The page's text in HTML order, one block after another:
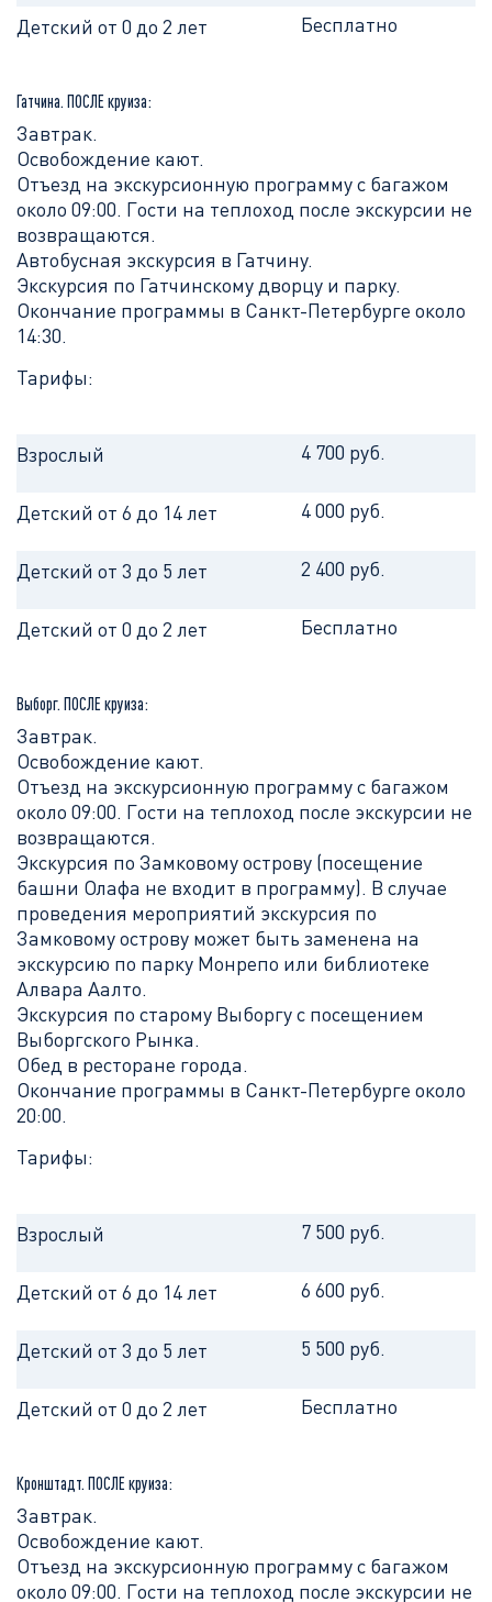
Детский от 0 до 2 лет Бесплатно
Гатчина. ПОСЛЕ круиза:
Завтрак.
Освобождение кают.
Отъезд на экскурсионную программу с багажом
около 09:00. Гости на теплоход после экскурсии не
возвращаются.
Автобусная экскурсия в Гатчину.
Экскурсия по Гатчинскому дворцу и парку.
Окончание программы в Санкт-Петербурге около
14:30.
Тарифы:
Взрослый 4 700 руб.
Детский от 6 до 14 лет 4 000 руб.
Детский от 3 до 5 лет 2 400 руб.
Детский от 0 до 2 лет Бесплатно
Выборг. ПОСЛЕ круиза:
Завтрак.
Освобождение кают.
Отъезд на экскурсионную программу с багажом
около 09:00. Гости на теплоход после экскурсии не
возвращаются.
Экскурсия по Замковому острову (посещение
башни Олафа не входит в программу). В случае
проведения мероприятий экскурсия по
Замковому острову может быть заменена на
экскурсию по парку Монрепо или библиотеке
Алвара Аалто.
Экскурсия по старому Выборгу с посещением
Выборгского Рынка.
Обед в ресторане города.
Окончание программы в Санкт-Петербурге около
20:00.
Тарифы:
Взрослый 7 500 руб.
Детский от 6 до 14 лет 6 600 руб.
Детский от 3 до 5 лет 5 500 руб.
Детский от 0 до 2 лет Бесплатно
Кронштадт. ПОСЛЕ круиза:
Завтрак.
Освобождение кают.
Отъезд на экскурсионную программу с багажом
около 09:00. Гости на теплоход после экскурсии не